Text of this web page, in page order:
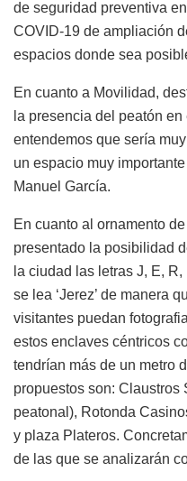
de seguridad preventiva
COVID-19 de ampliación
espacios donde sea
En cuanto a Movilidad,
la presencia del peatón
entendemos que sería
un espacio muy
Manuel García.
En cuanto al ornamento
presentado la posibilidad
la ciudad las letras J, E,
se lea ‘Jerez’ de manera
visitantes puedan
estos enclaves céntricos
tendrían más de un metro
propuestos son: Claustros
peatonal), Rotonda
y plaza Plateros.
de las que se analizarán